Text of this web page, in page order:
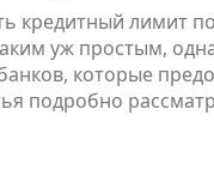
кредитный лимит
уж простым,
которые
подробно
наиболее удобные
кредитного
критериям,